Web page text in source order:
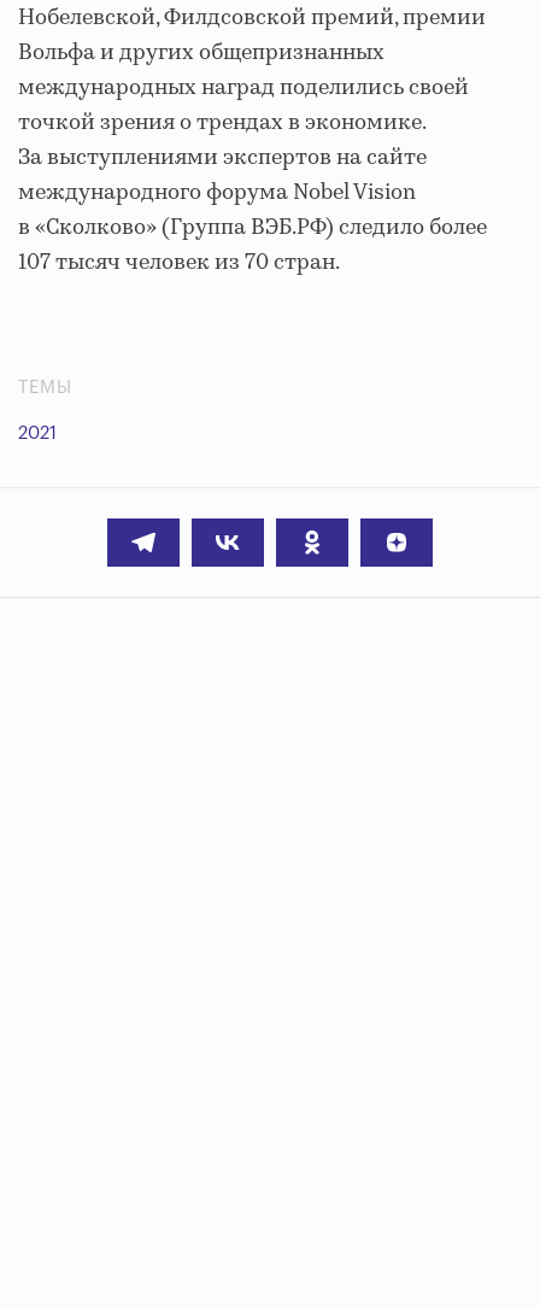
Нобелевской, Филдсовской премий, премии
Вольфа и других общепризнанных
международных наград поделились своей
точкой зрения о трендах в экономике.
За выступлениями экспертов на сайте
международного форума Nobel Vision
в «Сколково» (Группа ВЭБ.РФ) следило более
107 тысяч человек из 70 стран.
ТЕМЫ
2021